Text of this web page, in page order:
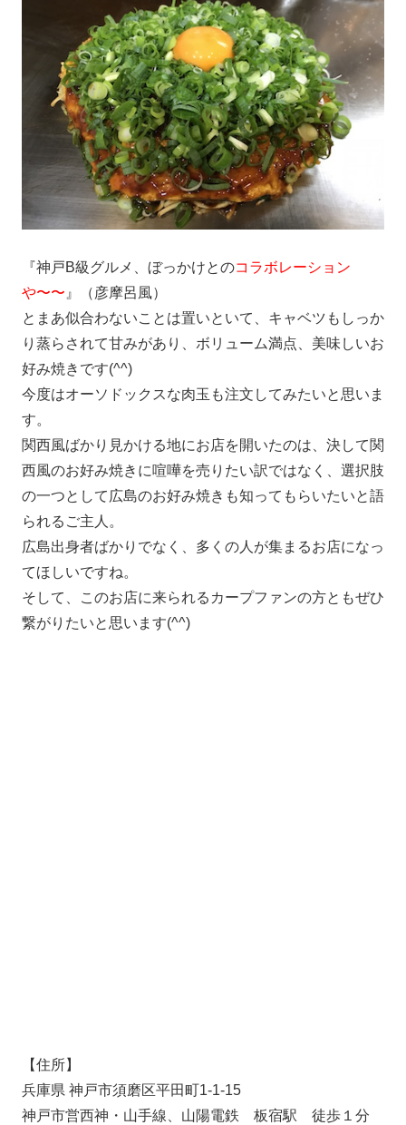
『神戸B級グルメ、ぼっかけとのコラボレーション
や〜〜』（彦摩呂風）
とまあ似合わないことは置いといて、キャベツもしっか
り蒸らされて甘みがあり、ボリューム満点、美味しいお
好み焼きです(^^)
今度はオーソドックスな肉玉も注文してみたいと思いま
す。
関西風ばかり見かける地にお店を開いたのは、決して関
西風のお好み焼きに喧嘩を売りたい訳ではなく、選択肢
の一つとして広島のお好み焼きも知ってもらいたいと語
られるご主人。
広島出身者ばかりでなく、多くの人が集まるお店になっ
てほしいですね。
そして、このお店に来られるカープファンの方ともぜひ
繋がりたいと思います(^^)
【住所】
兵庫県 神戸市須磨区平田町1-1-15
神戸市営西神・山手線、山陽電鉄 板宿駅 徒歩１分